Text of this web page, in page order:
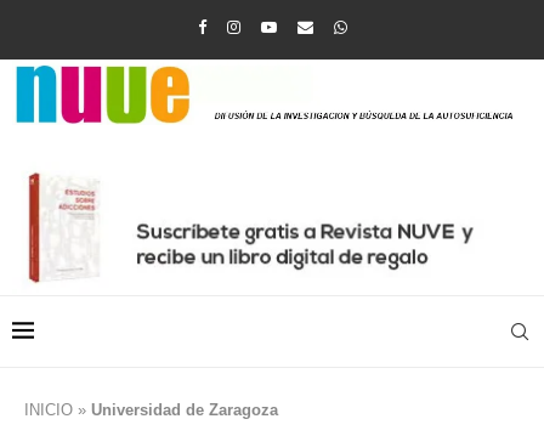
INICIO » Universidad de Zaragoza